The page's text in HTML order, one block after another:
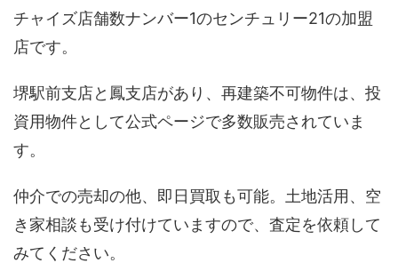
チャイズ店舗数ナンバー1のセンチュリー21の加盟
店です。
堺駅前支店と鳳支店があり、再建築不可物件は、投
資用物件として公式ページで多数販売されていま
す。
仲介での売却の他、即日買取も可能。土地活用、空
き家相談も受け付けていますので、査定を依頼して
みてください。